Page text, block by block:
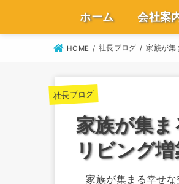
ホーム 会社案
会社案
社長か
企業理
当社が
所在地
HOME 社長ブログ 家族が集
社長ブログ
家族が集
リビング
家族が集まる幸せ